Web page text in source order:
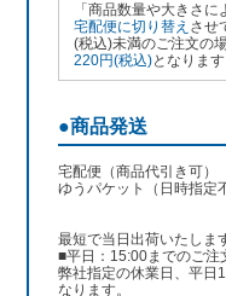
「商品数量や大きさに
宅配便に切り替え させ
(税込)未満のご注文の
220円(税込)となります
●商品発送
宅配便（商品代引き可）
ゆうパケット（日時指定
最短で当日出荷いたしま
■平日：15:00までのご注
弊社指定の休業日、平日
なります。